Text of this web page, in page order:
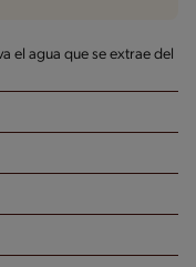
el agua que se extrae del